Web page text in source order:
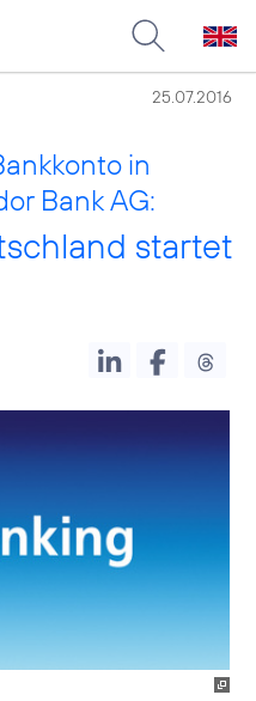
25.07.2016
in
Bank AG:
startet